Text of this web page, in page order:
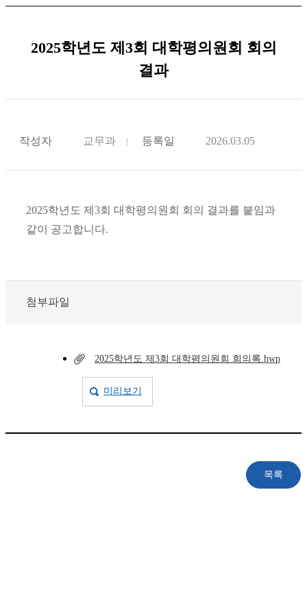
2025학년도 제3회 대학평의원회 회의
결과
작성자 교무과 등록일 2026.03.05
2025학년도 제3회 대학평의원회 회의 결과를 붙임과
같이 공고합니다.
첨부파일
2025학년도 제3회 대학평의원회 회의록.hwp
미리보기